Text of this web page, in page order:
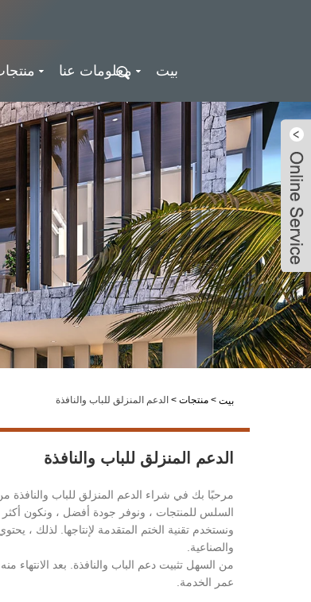
بيت معلومات عنا
بيت > منتجات > الدعم المنزلق للباب والنافذة
الدعم المنزلق للباب والنافذة
السلس للمنتجات ، ونوفر جودة أفضل ، ونكون أكثر
ونستخدم تقنية الختم المتقدمة لإنتاجها. لذلك ،
والصناعية.
من السهل تثبيت دعم الباب والنافذة. بعد الانتهاء
عمر الخدمة.
Ousiming
LiveChat